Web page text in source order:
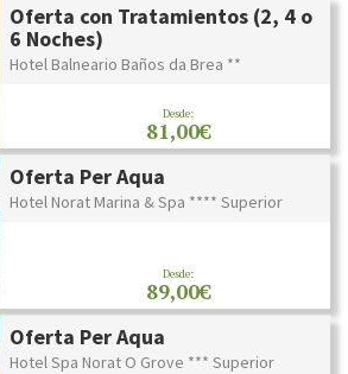
Oferta con Tratamientos (2, 4 o
6 Noches)
Hotel Balneario Baños da Brea **
Desde:
81,00€
Oferta Per Aqua
Hotel Norat Marina & Spa **** Superior
Desde:
89,00€
Oferta Per Aqua
Hotel Spa Norat O Grove *** Superior